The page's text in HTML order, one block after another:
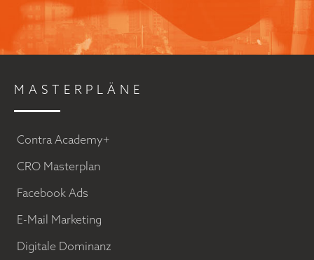
MASTERPLÄNE
Contra Academy+
CRO Masterplan
Facebook Ads
E-Mail Marketing
Digitale Dominanz